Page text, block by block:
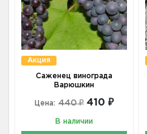
Акция
Саженец винограда
Варюшкин
Цена: 440 ₽ 410 ₽
В наличии